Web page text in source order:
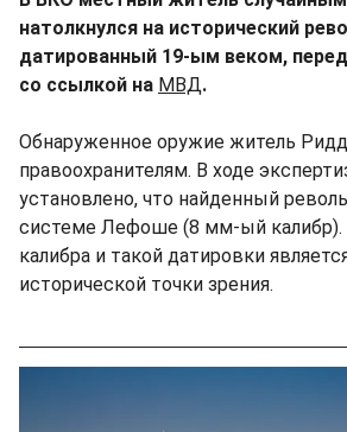
натолкнулся на исторический
датированный 19-ым веком,
со ссылкой на МВД.
Обнаруженное оружие житель
правоохранителям. В ходе
установлено, что найденный
системе Лефоше (8 мм-ый калибр).
калибра и такой датировки
исторической точки зрения.